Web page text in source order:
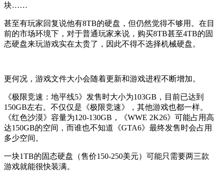
块……
甚至有玩家回复说他有8TB的硬盘，但仍然觉得不够用。在目
前的市场环境下，对于普通玩家来说，购买8TB甚至4TB的固
态硬盘来玩游戏实在太贵了，因此不得不选择机械硬盘。
更何况，游戏文件大小会随着更新和游戏进程不断增加。
《极限竞速：地平线5》发售时大小为103GB，目前已达到
150GB左右。不仅仅是《极限竞速》，其他游戏也都一样。
《红色沙漠》容量为120-130GB，《WWE 2K26》可能占用高
达150GB的空间，而谁也不知道《GTA6》最终发售时会占用
多少空间。
一块1TB的固态硬盘（售价150-250美元）可能只需要两三款
游戏就能很快装满。